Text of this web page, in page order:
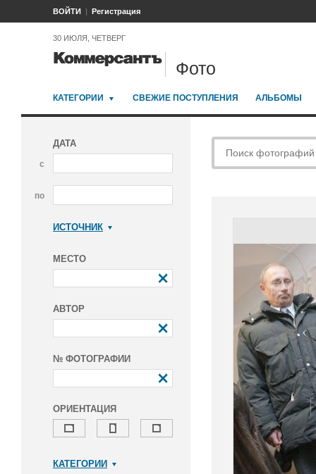
ВОЙТИ Регистрация
30 ИЮЛЯ, ЧЕТВЕРГ
Фото
КАТЕГОРИИ СВЕЖИЕ ПОСТУПЛЕНИЯ АЛЬБОМЫ
ДАТА
с
по
ИСТОЧНИК
МЕСТО
АВТОР
№ ФОТОГРАФИИ
ОРИЕНТАЦИЯ
КАТЕГОРИИ